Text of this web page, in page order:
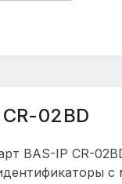
02BD
BAS-IP CR-
с